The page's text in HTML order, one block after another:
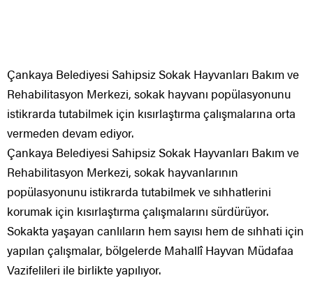
Çankaya Belediyesi Sahipsiz Sokak Hayvanları Bakım ve
Rehabilitasyon Merkezi, sokak hayvanı popülasyonunu
istikrarda tutabilmek için kısırlaştırma çalışmalarına orta
vermeden devam ediyor.
Çankaya Belediyesi Sahipsiz Sokak Hayvanları Bakım ve
Rehabilitasyon Merkezi, sokak hayvanlarının
popülasyonunu istikrarda tutabilmek ve sıhhatlerini
korumak için kısırlaştırma çalışmalarını sürdürüyor.
Sokakta yaşayan canlıların hem sayısı hem de sıhhati için
yapılan çalışmalar, bölgelerde Mahallî Hayvan Müdafaa
Vazifelileri ile birlikte yapılıyor.